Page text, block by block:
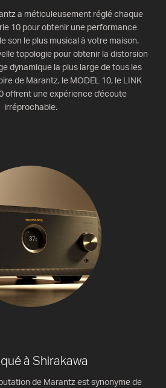
a méticuleusement réglé chaque
10 pour obtenir une performance
son le plus musical à votre maison.
topologie pour obtenir la distorsion
dynamique la plus large de tous les
de Marantz, le MODEL 10, le LINK
offrent une expérience d'écoute
irréprochable.
à Shirakawa
de Marantz est synonyme de